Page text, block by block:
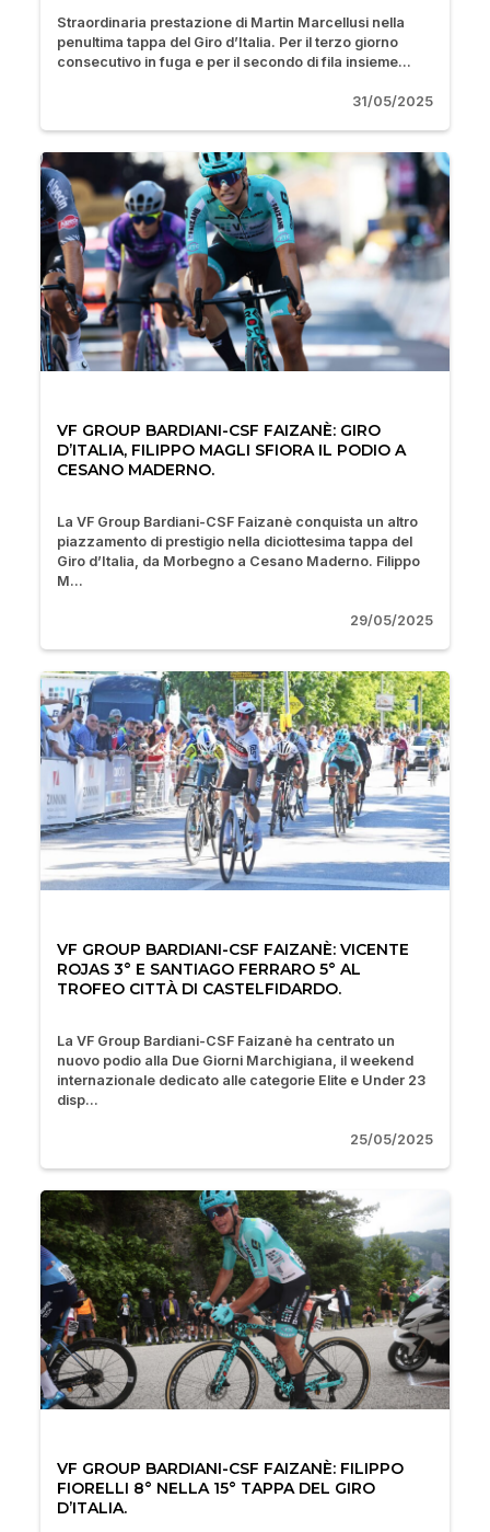
Straordinaria prestazione di Martin Marcellusi nella
penultima tappa del Giro d’Italia. Per il terzo giorno
consecutivo in fuga e per il secondo di fila insieme...
31/05/2025
VF GROUP BARDIANI-CSF FAIZANÈ: GIRO
D’ITALIA, FILIPPO MAGLI SFIORA IL PODIO A
CESANO MADERNO.
La VF Group Bardiani-CSF Faizanè conquista un altro
piazzamento di prestigio nella diciottesima tappa del
Giro d’Italia, da Morbegno a Cesano Maderno. Filippo
M...
29/05/2025
VF GROUP BARDIANI-CSF FAIZANÈ: VICENTE
ROJAS 3° E SANTIAGO FERRARO 5° AL
TROFEO CITTÀ DI CASTELFIDARDO.
La VF Group Bardiani-CSF Faizanè ha centrato un
nuovo podio alla Due Giorni Marchigiana, il weekend
internazionale dedicato alle categorie Elite e Under 23
disp...
25/05/2025
VF GROUP BARDIANI-CSF FAIZANÈ: FILIPPO
FIORELLI 8° NELLA 15° TAPPA DEL GIRO
D’ITALIA.